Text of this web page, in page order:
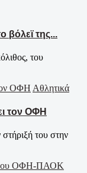
βόλεϊ της...
του
Αθλητικά
τον ΟΦΗ
του στην